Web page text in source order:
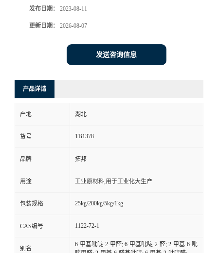
发布日期： 2023-08-11
更新日期： 2026-08-07
发送咨询信息
产品详请
产地 湖北
货号 TB1378
品牌 拓邦
用途 工业原材料,用于工业化大生产
包装规格 25kg/200kg/5kg/1kg
CAS编号 1122-72-1
别名
6-甲基吡啶-2-甲醛; 6-甲基吡啶-2-醛; 2-甲基-6-吡